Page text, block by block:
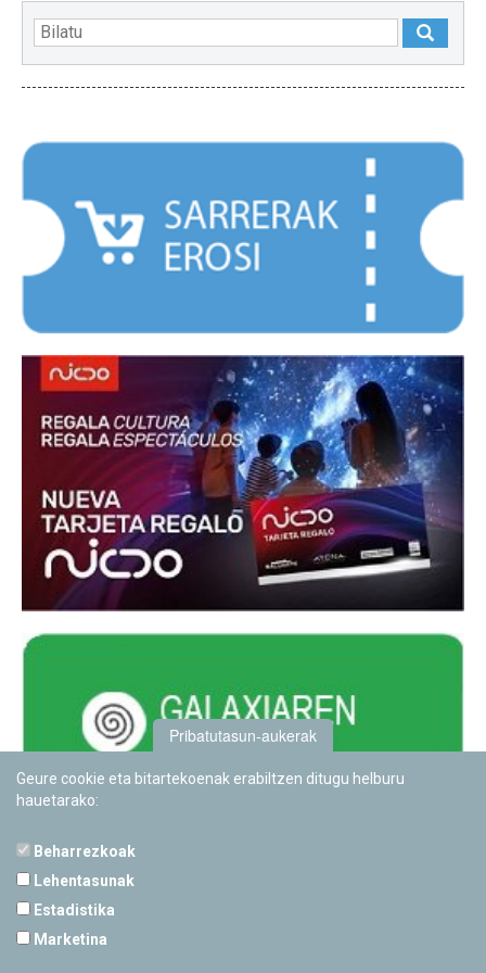
Pribatutasun-aukerak
Geure cookie eta bitartekoenak erabiltzen ditugu helburu
hauetarako:
Beharrezkoak
Lehentasunak
Estadistika
Marketina